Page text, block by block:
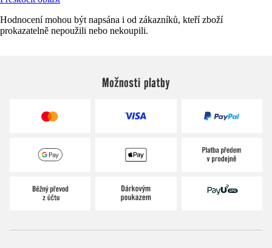
Hodnocení mohou být napsána i od zákazníků, kteří zboží
prokazatelně nepoužili nebo nekoupili.
Možnosti platby